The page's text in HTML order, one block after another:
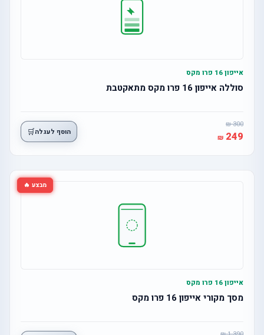
אייפון 16 פרו מקס
סוללה אייפון 16 פרו מקס מתאקטבת
300
249 הוסף לעגלה🛒
מבצע 🔥
אייפון 16 פרו מקס
מסך מקורי אייפון 16 פרו מקס